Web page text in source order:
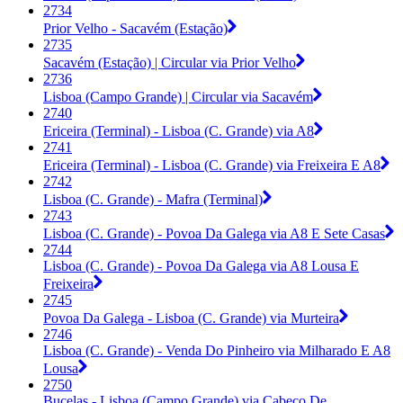
2734
Prior Velho - Sacavém (Estação)
2735
Sacavém (Estação) | Circular via Prior Velho
2736
Lisboa (Campo Grande) | Circular via Sacavém
2740
Ericeira (Terminal) - Lisboa (C. Grande) via A8
2741
Ericeira (Terminal) - Lisboa (C. Grande) via Freixeira E A8
2742
Lisboa (C. Grande) - Mafra (Terminal)
2743
Lisboa (C. Grande) - Povoa Da Galega via A8 E Sete Casas
2744
Lisboa (C. Grande) - Povoa Da Galega via A8 Lousa E
Freixeira
2745
Povoa Da Galega - Lisboa (C. Grande) via Murteira
2746
Lisboa (C. Grande) - Venda Do Pinheiro via Milharado E A8
Lousa
2750